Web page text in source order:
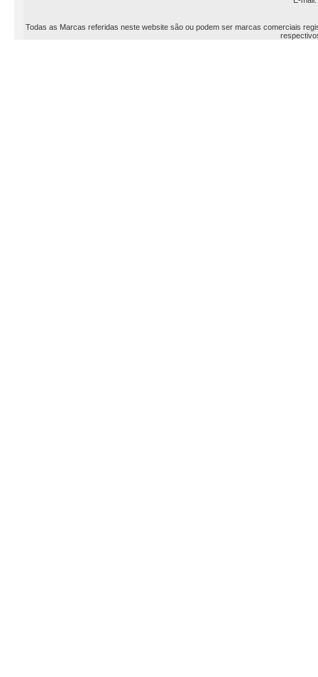
Todas as Marcas referidas neste website são ou podem ser marcas comerciais